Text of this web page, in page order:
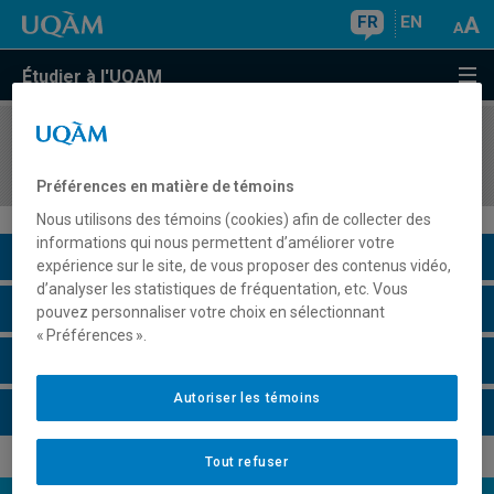
FR EN
Étudier à l'UQAM
COURS//
Description du cours
Horaire - Été 2026
Préférences en matière de témoins
Nous utilisons des témoins (cookies) afin de collecter des
informations qui nous permettent d’améliorer votre
expérience sur le site, de vous proposer des contenus vidéo,
d’analyser les statistiques de fréquentation, etc. Vous
pouvez personnaliser votre choix en sélectionnant
« Préférences ».
Tout refuser
Autoriser les témoins